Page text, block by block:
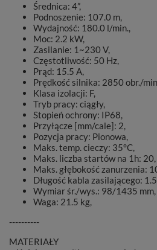
Średnica: 4”,
Podnoszenie: 107.0 m,
Wydajność: 180.0 l/min.,
Moc: 2.2 kW,
Zasilanie: 1~230 V,
Częstotliwość: 50 Hz,
Prąd: 15.5 A,
Prędkość silnika: 2850 obr./
Klasa izolacji: F,
Tryb pracy: ciągły,
Stopień ochrony: IP68,
Przyłącze [mm/cale]: 2,
Pozycja pracy: Pionowa,
Maks. temp. cieczy: 35°C,
Maks. liczba startów na 1h: 20,
Maks. głębokość zanurzenia:
Długość kabla zasilającego:
Wymiar śr./wys.: 98/1435 mm,
Waga: 21.5 kg,
----------
MATERIAŁY